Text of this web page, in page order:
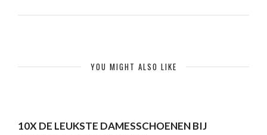
YOU MIGHT ALSO LIKE
10X DE LEUKSTE DAMESSCHOENEN BIJ